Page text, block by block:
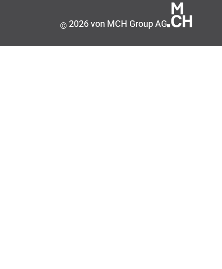
©2026 von MCH Group AG